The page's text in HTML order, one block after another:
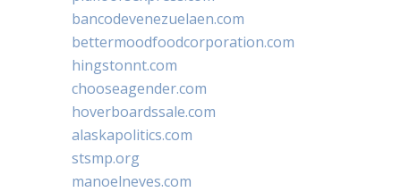
bancodevenezuelaen.com
bettermoodfoodcorporation.com
hingstonnt.com
chooseagender.com
hoverboardssale.com
alaskapolitics.com
stsmp.org
manoelneves.com